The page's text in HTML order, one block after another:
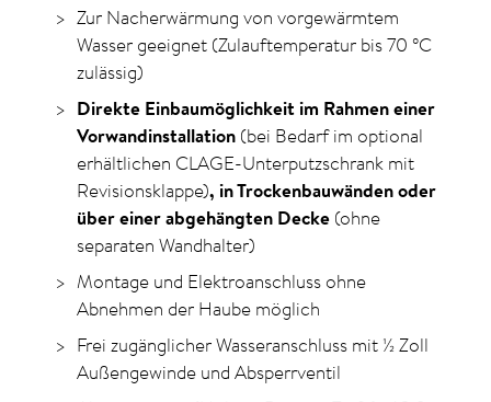
Zur Nacherwärmung von vorgewärmtem
Wasser geeignet (Zulauftemperatur bis 70 °C
zulässig)
Direkte Einbaumöglichkeit im Rahmen einer
Vorwandinstallation (bei Bedarf im optional
erhältlichen CLAGE-Unterputzschrank mit
Revisionsklappe), in Trockenbauwänden oder
über einer abgehängten Decke (ohne
separaten Wandhalter)
Montage und Elektroanschluss ohne
Abnehmen der Haube möglich
Frei zugänglicher Wasseranschluss mit ½ Zoll
Außen­gewinde und Absperrventil